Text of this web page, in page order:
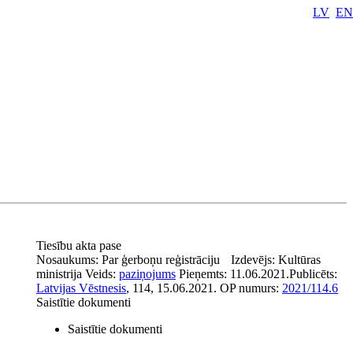
LV EN
Tiesību akta pase
Nosaukums: Par ģerboņu reģistrāciju Izdevējs: Kultūras
ministrija Veids: paziņojums Pieņemts: 11.06.2021.Publicēts:
Latvijas Vēstnesis, 114, 15.06.2021. OP numurs: 2021/114.6
Saistītie dokumenti
Saistītie dokumenti